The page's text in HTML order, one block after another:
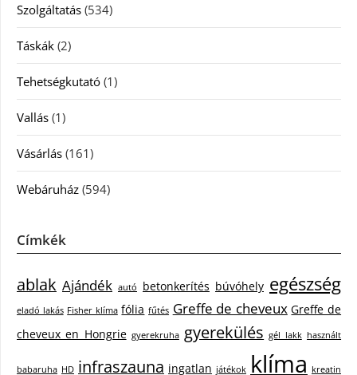
Szolgáltatás (534)
Táskák (2)
Tehetségkutató (1)
Vallás (1)
Vásárlás (161)
Webáruház (594)
Címkék
ablak Ajándék autó betonkerítés búvóhely egészség
eladó lakás Fisher klíma fólia fűtés Greffe de cheveux Greffe de
cheveux en Hongrie gyerekruha gyerekülés gél lakk használt
babaruha HD infraszauna ingatlan játékok klíma kreatin